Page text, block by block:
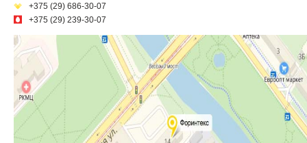
+375 (29) 686-30-07
+375 (29) 239-30-07